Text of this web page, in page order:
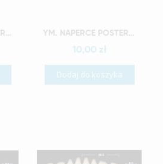
YM. NAPERCE POSTERIOR - AKRYLOWE ZĘBY SZTUCZNE - A3-M28D Szybki podgląd YM. NAPERCE POSTERIOR - AKRYLOWE ZĘBY SZTUCZNE - A3-M30D
10,00 zł
Dodaj do koszyka